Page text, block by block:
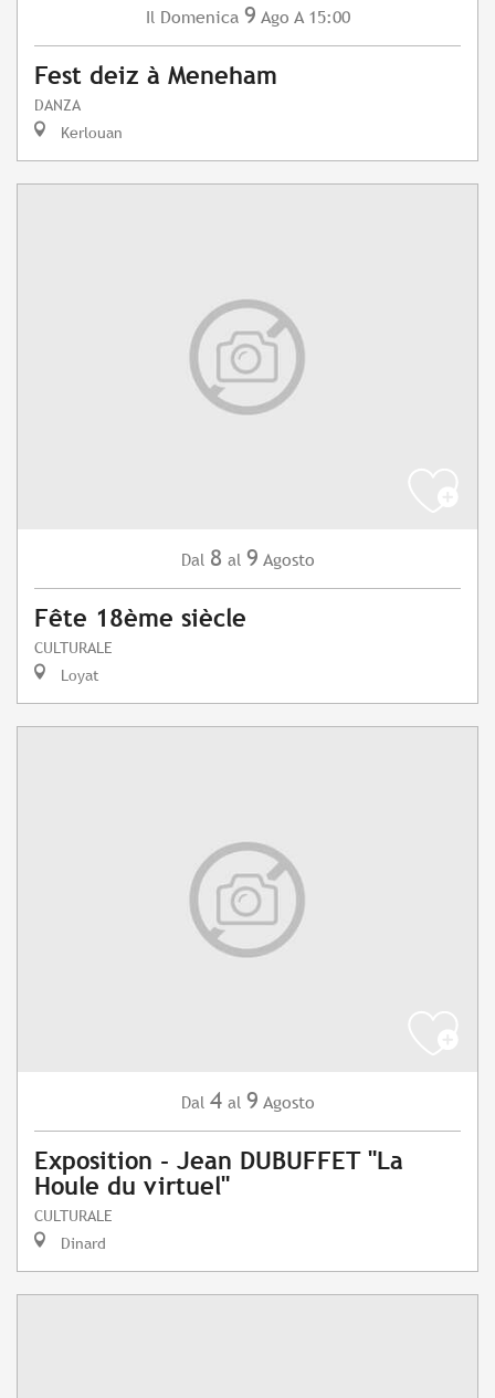
Il Domenica 9 Ago A 15:00
Fest deiz à Meneham
DANZA
Kerlouan
Dal 8 al 9 Agosto
Fête 18ème siècle
CULTURALE
Loyat
Dal 4 al 9 Agosto
Exposition - Jean DUBUFFET "La
Houle du virtuel"
CULTURALE
Dinard